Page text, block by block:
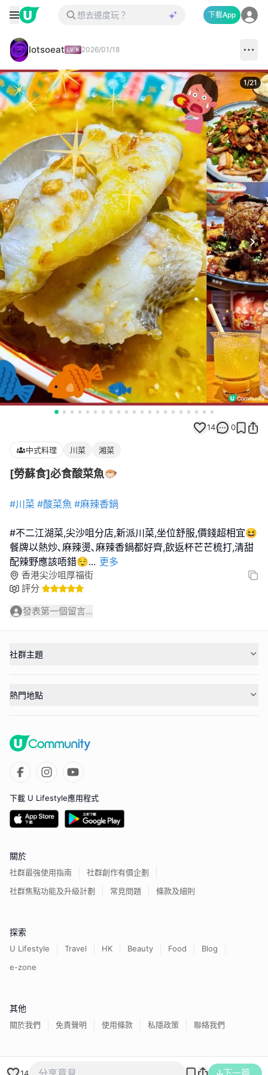
下載App
lotsoeat 2026/01/18
1/21
14 0
中式料理 川菜 湘菜
[勞蘇食]必食酸菜魚🐡
#川菜 #酸菜魚 #麻辣香鍋
#不二江湖菜,尖沙咀分店,新派川菜,坐位舒服,價錢超相宜😆
餐牌以熱炒､麻辣燙､麻辣香鍋都好齊,飲返杯芒芒梳打,清甜
配辣野應該唔錯😌... 更多
香港尖沙咀厚福街
評分
發表第一個留言...
14
社群主題
熱門地點
下載 U Lifestyle應用程式
關於
社群最強使用指南
社群創作有價企劃
社群焦點功能及升級計劃
常見問題 條款及細則
探索
U Lifestyle Travel HK Beauty Food
Blog
e-zone
其他
關於我們 免責聲明 使用條款 私隱政策 聯絡我們
香港經濟日報版權所有©